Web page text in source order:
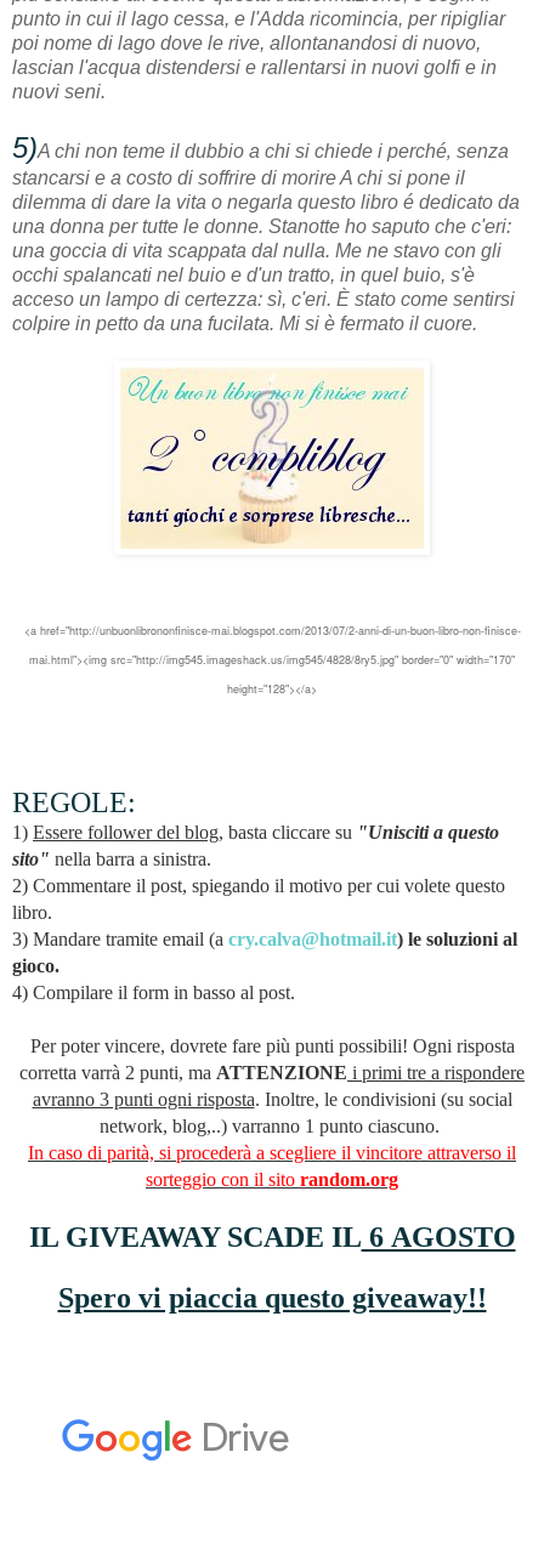
punto in cui il lago cessa, e l'Adda ricomincia, per ripigliar
poi nome di lago dove le rive, allontanandosi di nuovo,
lascian l'acqua distendersi e rallentarsi in nuovi golfi e in
nuovi seni.
5)A chi non teme il dubbio a chi si chiede i perché‚ senza
stancarsi e a costo di soffrire di morire A chi si pone il
dilemma di dare la vita o negarla questo libro é dedicato da
una donna per tutte le donne. Stanotte ho saputo che c'eri:
una goccia di vita scappata dal nulla. Me ne stavo con gli
occhi spalancati nel buio e d'un tratto, in quel buio, s'è
acceso un lampo di certezza: sì, c'eri. È stato come sentirsi
colpire in petto da una fucilata. Mi si è fermato il cuore.
<a href="http://unbuonlibrononfinisce-mai.blogspot.com/2013/07/2-anni-di-un-buon-libro-non-finisce-
mai.html"><img src="http://img545.imageshack.us/img545/4828/8ry5.jpg" border="0" width="170"
height="128"></a>
REGOLE:
1) Essere follower del blog, basta cliccare su "Unisciti a questo
sito" nella barra a sinistra.
2) Commentare il post, spiegando il motivo per cui volete questo
libro.
3) Mandare tramite email (a cry.calva@hotmail.it) le soluzioni al
gioco.
4) Compilare il form in basso al post.
Per poter vincere, dovrete fare più punti possibili! Ogni risposta
corretta varrà 2 punti, ma ATTENZIONE i primi tre a rispondere
avranno 3 punti ogni risposta. Inoltre, le condivisioni (su social
network, blog,..) varranno 1 punto ciascuno.
In caso di parità, si procederà a scegliere il vincitore attraverso il
sorteggio con il sito random.org
IL GIVEAWAY SCADE IL 6 AGOSTO
Spero vi piaccia questo giveaway!!